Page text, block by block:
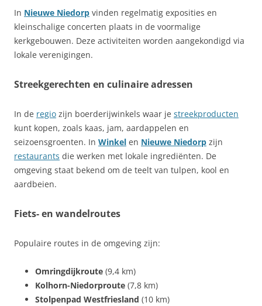
In Nieuwe Niedorp vinden regelmatig exposities en
kleinschalige concerten plaats in de voormalige
kerkgebouwen. Deze activiteiten worden aangekondigd via
lokale verenigingen.
Streekgerechten en culinaire adressen
In de regio zijn boerderijwinkels waar je streekproducten
kunt kopen, zoals kaas, jam, aardappelen en
seizoensgroenten. In Winkel en Nieuwe Niedorp zijn
restaurants die werken met lokale ingrediënten. De
omgeving staat bekend om de teelt van tulpen, kool en
aardbeien.
Fiets- en wandelroutes
Populaire routes in de omgeving zijn:
Omringdijkroute (9,4 km)
Kolhorn-Niedorproute (7,8 km)
Stolpenpad Westfriesland (10 km)